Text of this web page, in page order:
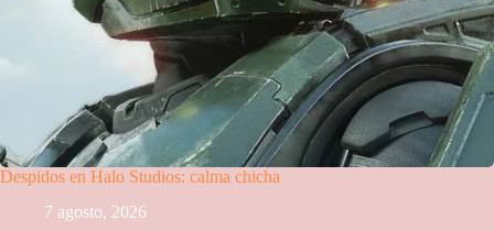
Despidos en Halo Studios: calma chicha
7 agosto, 2026